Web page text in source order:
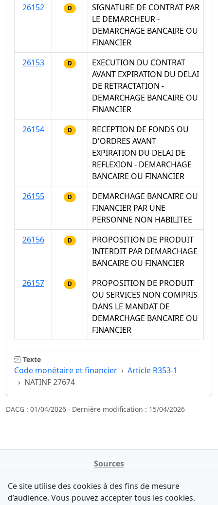
26152
D
SIGNATURE DE CONTRAT PAR
LE DEMARCHEUR -
DEMARCHAGE BANCAIRE OU
FINANCIER
26153
D
EXECUTION DU CONTRAT
AVANT EXPIRATION DU DELAI
DE RETRACTATION -
DEMARCHAGE BANCAIRE OU
FINANCIER
26154
D
RECEPTION DE FONDS OU
D'ORDRES AVANT
EXPIRATION DU DELAI DE
REFLEXION - DEMARCHAGE
BANCAIRE OU FINANCIER
26155
D
DEMARCHAGE BANCAIRE OU
FINANCIER PAR UNE
PERSONNE NON HABILITEE
26156
D
PROPOSITION DE PRODUIT
INTERDIT PAR DEMARCHAGE
BANCAIRE OU FINANCIER
26157
D
PROPOSITION DE PRODUIT
OU SERVICES NON COMPRIS
DANS LE MANDAT DE
DEMARCHAGE BANCAIRE OU
FINANCIER
Texte
Code monétaire et financier
Article R353-1
NATINF 27674
DACG : 01/04/2026 · Dernière modification : 15/04/2026
Sources
data.gouv.fr
Legifrance - API
Ce site utilise des cookies à des fins de mesure
d’audience. Vous pouvez accepter tous les cookies,